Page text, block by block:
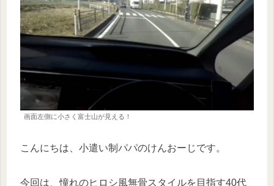
画面左側に小さく富士山が見える！
こんにちは、小遣い制パパのけんおーじです。
今回は、憧れのヒロシ風無骨スタイルを目指す40代